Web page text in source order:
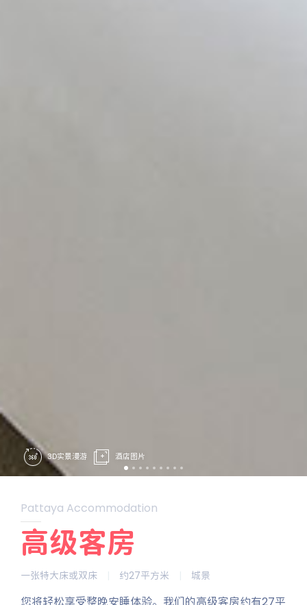
Pattaya Accommodation
高级客房
一张特大床或双床 约27平方米 城景
3D实景漫游 酒店图片